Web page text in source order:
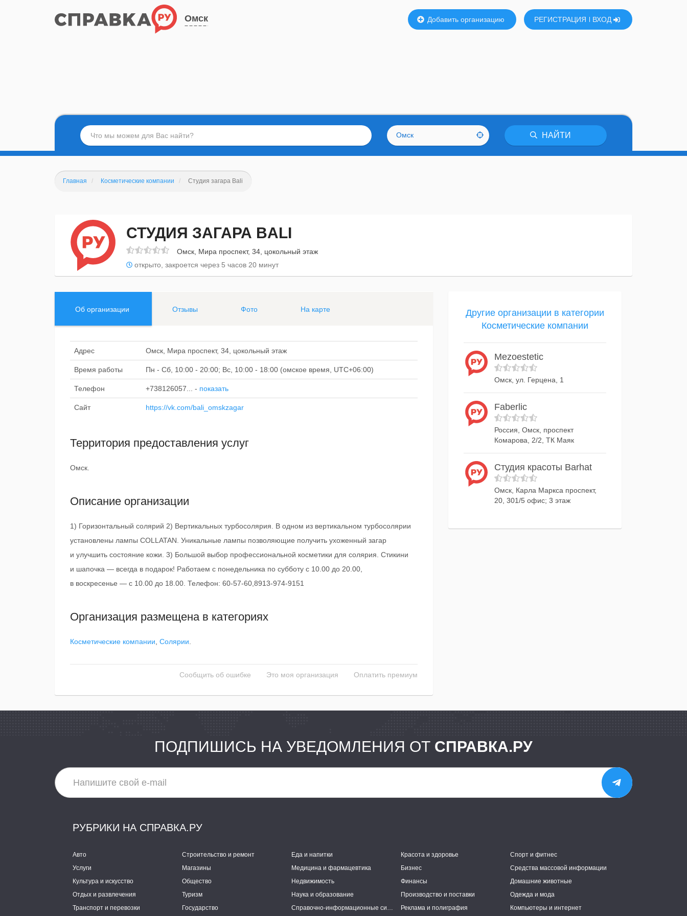
Омск Добавить организацию РЕГИСТРАЦИЯ ВХОД
Омск НАЙТИ
Главная Косметические компании Студия загара Bali
СТУДИЯ ЗАГАРА BALI
Омск, Мира проспект, 34, цокольный этаж
открыто, закроется через 5 часов 20 минут
Об организации Отзывы Фото На карте
Адрес Омск, Мира проспект, 34, цокольный этаж
Время работы Пн - Сб, 10:00 - 20:00; Вс, 10:00 - 18:00 (омское время, UTC+06:00)
Телефон +738126057... - показать
Сайт https://vk.com/bali_omskzagar
Территория предоставления услуг
Омск.
Описание организации
1) Горизонтальный солярий 2) Вертикальных турбосолярия. В одном из вертикальном турбосолярии
установлены лампы COLLATAN. Уникальные лампы позволяющие получить ухоженный загар
и улучшить состояние кожи. 3) Большой выбор профессиональной косметики для солярия. Стикини
и шапочка — всегда в подарок! Работаем с понедельника по субботу с 10.00 до 20.00,
в воскресенье — с 10.00 до 18.00. Телефон: 60-57-60,8913-974-9151
Организация размещена в категориях
Косметические компании Солярии
Сообщить об ошибке Это моя организация Оплатить премиум
Другие организации в категории
Косметические компании
Mezoestetic
Омск, ул. Герцена, 1
Faberlic
Россия, Омск, проспект
Комарова, 2/2, ТК Маяк
Студия красоты Barhat
Омск, Карла Маркса проспект,
20, 301/5 офис; 3 этаж
ПОДПИШИСЬ НА УВЕДОМЛЕНИЯ ОТ СПРАВКА.РУ
РУБРИКИ НА СПРАВКА.РУ
Авто Строительство и ремонт Еда и напитки Красота и здоровье
Спорт и фитнес
Услуги
Магазины Медицина и фармацевтика Бизнес
Средства массовой информации
Культура и искусство
Общество Недвижимость Финансы
Домашние животные
Отдых и развлечения
Туризм Наука и образование Производство и поставки
Одежда и мода
Транспорт и перевозки
Государство Справочно-информационные системы Реклама и полиграфия Компьютеры и интернет